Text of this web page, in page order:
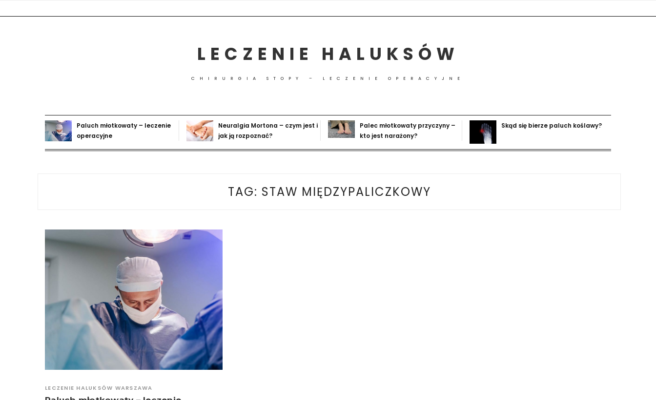
to
LECZENIE HALUKSÓW
CHIRURGIA STOPY – LECZENIE OPERACYJNE
Paluch młotkowaty – leczenie
operacyjne
Neuralgia Mortona – czym jest i
jak ją rozpoznać?
Palec młotkowaty przyczyny –
kto jest narażony?
Skąd się bierze paluch koślawy?
TAG: STAW MIĘDZYPALICZKOWY
LECZENIE HALUKSÓW WARSZAWA